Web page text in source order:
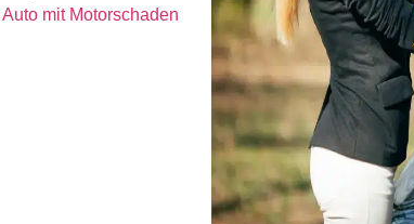
Auto mit Motorschaden